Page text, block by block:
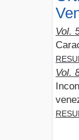
Vol.
Vol.